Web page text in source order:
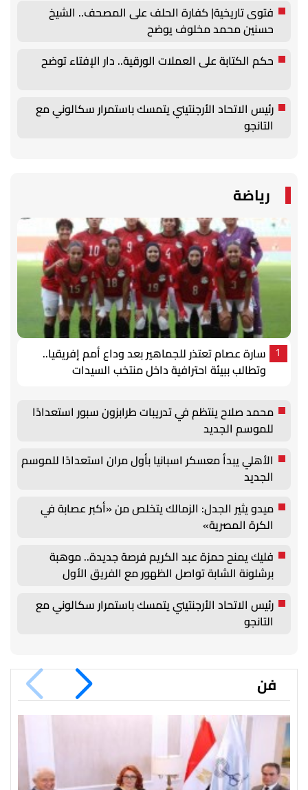
فتوى تاريخية| كفارة الحلف على المصحف.. الشيخ
حسنين محمد مخلوف يوضح
حكم الكتابة على العملات الورقية.. دار الإفتاء توضح
رئيس الاتحاد الأرجنتيني يتمسك باستمرار سكالوني مع
التانجو
رياضة
1
سارة عصام تعتذر للجماهير بعد وداع أمم إفريقيا..
وتطالب ببيئة احترافية داخل منتخب السيدات
محمد صلاح ينتظم في تدريبات طرابزون سبور استعدادًا
للموسم الجديد
الأهلي يبدأ معسكر اسبانيا بأول مران استعدادًا للموسم
الجديد
ميدو يثير الجدل: الزمالك يتخلص من «أكبر عصابة في
الكرة المصرية»
فليك يمنح حمزة عبد الكريم فرصة جديدة.. موهبة
برشلونة الشابة تواصل الظهور مع الفريق الأول
رئيس الاتحاد الأرجنتيني يتمسك باستمرار سكالوني مع
التانجو
فن